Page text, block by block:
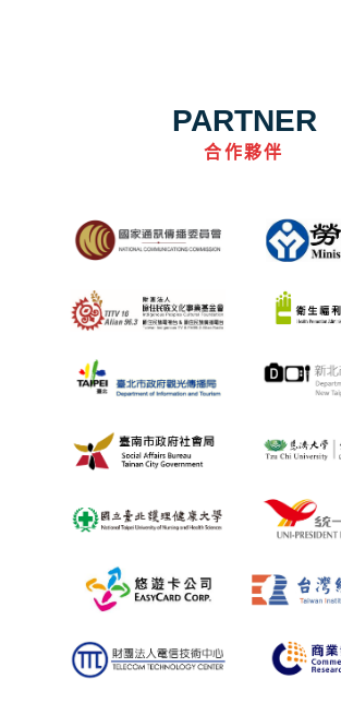
PARTNER
合作夥伴